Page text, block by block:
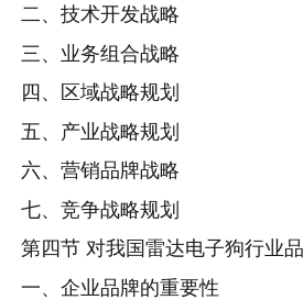
二、技术开发战略
三、业务组合战略
四、区域战略规划
五、产业战略规划
六、营销品牌战略
七、竞争战略规划
第四节 对我国雷达电子狗行业
一、企业品牌的重要性